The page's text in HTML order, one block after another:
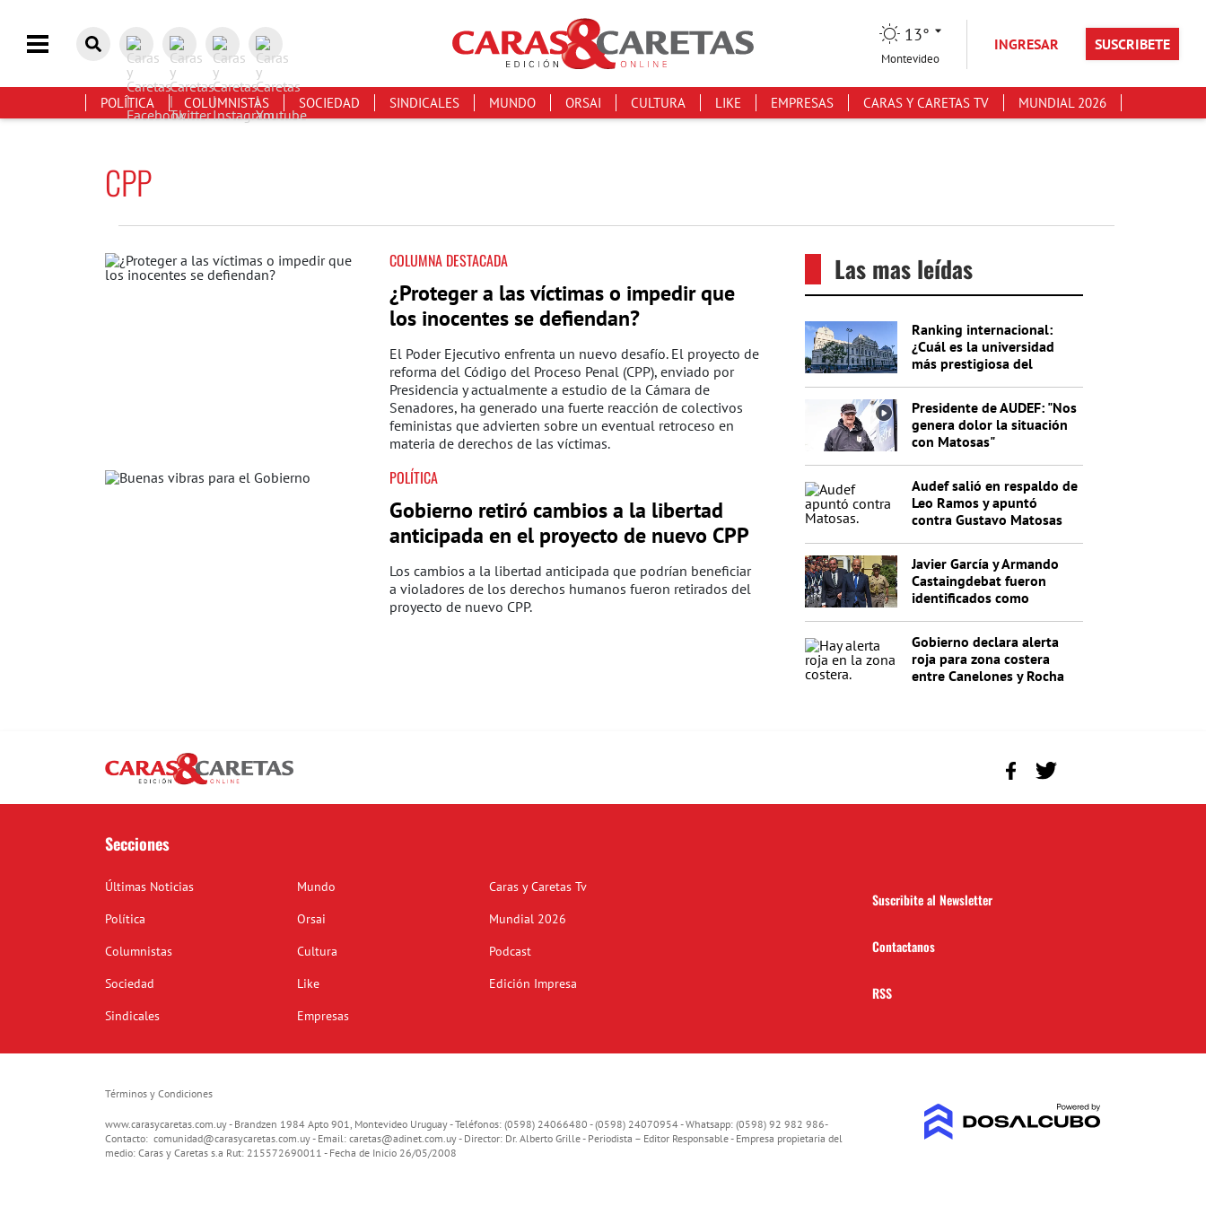
13°
Montevideo
INGRESAR SUSCRIBETE
POLÍTICA COLUMNISTAS SOCIEDAD SINDICALES MUNDO ORSAI CULTURA LIKE EMPRESAS CARAS Y CARETAS TV MUNDIAL 2026
CPP
COLUMNA DESTACADA
¿Proteger a las víctimas o impedir que
los inocentes se defiendan?
El Poder Ejecutivo enfrenta un nuevo desafío. El proyecto de
reforma del Código del Proceso Penal (CPP), enviado por
Presidencia y actualmente a estudio de la Cámara de
Senadores, ha generado una fuerte reacción de colectivos
feministas que advierten sobre un eventual retroceso en
materia de derechos de las víctimas.
POLÍTICA
Gobierno retiró cambios a la libertad
anticipada en el proyecto de nuevo CPP
Los cambios a la libertad anticipada que podrían beneficiar
a violadores de los derechos humanos fueron retirados del
proyecto de nuevo CPP.
Las mas leídas
Ranking internacional:
¿Cuál es la universidad
más prestigiosa del
Presidente de AUDEF: "Nos
genera dolor la situación
con Matosas"
Audef salió en respaldo de
Leo Ramos y apuntó
contra Gustavo Matosas
Javier García y Armando
Castaingdebat fueron
identificados como
Gobierno declara alerta
roja para zona costera
entre Canelones y Rocha
Secciones
Últimas Noticias
Política
Columnistas
Sociedad
Sindicales
Mundo
Orsai
Cultura
Like
Empresas
Caras y Caretas Tv
Mundial 2026
Podcast
Edición Impresa
Suscribite al Newsletter
Contactanos
RSS
Términos y Condiciones
www.carasycaretas.com.uy - Brandzen 1984 Apto 901, Montevideo Uruguay - Teléfonos: (0598) 24066480 - (0598) 24070954 - Whatsapp: (0598) 92 982 986-
Contacto: comunidad@carasycaretas.com.uy- Email: caretas@adinet.com.uy- Director: Dr. Alberto Grille - Periodista – Editor Responsable - Empresa propietaria del
medio: Caras y Caretas s.a Rut: 215572690011 - Fecha de Inicio 26/05/2008